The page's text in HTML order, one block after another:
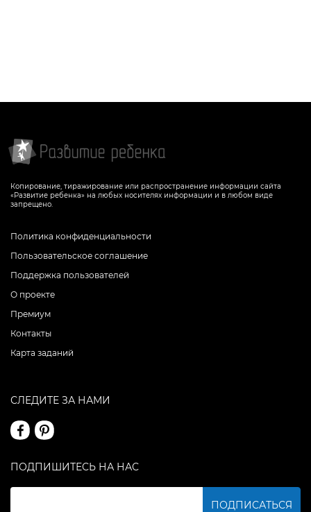
Копирование, тиражирование или распространение информации сайта
«Развитие ребенка» на любых носителях информации и в любом виде
запрещено.
Политика конфиденциальности
Пользовательское соглашение
Поддержка пользователей
О проекте
Премиум
Контакты
Карта заданий
СЛЕДИТЕ ЗА НАМИ
ПОДПИШИТЕСЬ НА НАС
ПОДПИСАТЬСЯ